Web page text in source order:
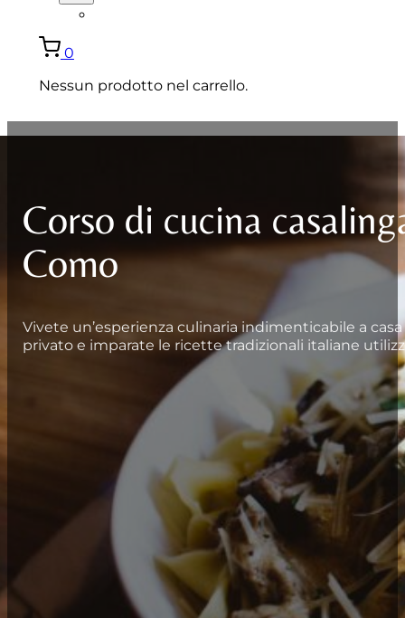
0
Nessun prodotto nel carrello.
Corso di cucina
Como
Vivete un’esperienza culinaria indimenticabile a
privato e imparate le ricette tradizionali italiane